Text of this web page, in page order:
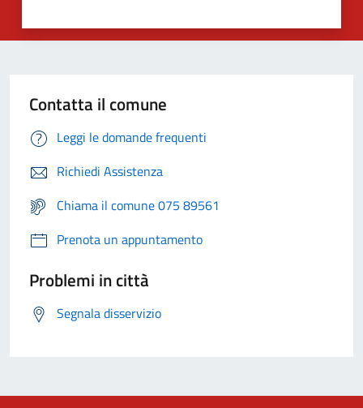
Contatta il comune
Leggi le domande frequenti
Richiedi Assistenza
Chiama il comune 075 89561
Prenota un appuntamento
Problemi in città
Segnala disservizio